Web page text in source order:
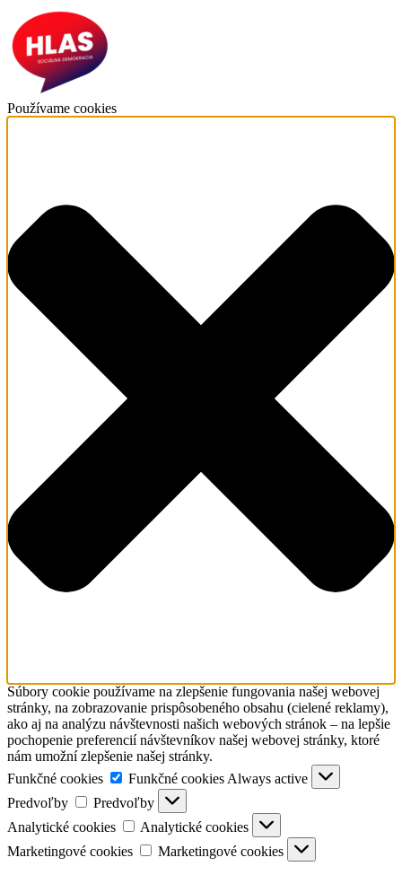
Používame cookies
Súbory cookie používame na zlepšenie fungovania našej webovej
stránky, na zobrazovanie prispôsobeného obsahu (cielené reklamy),
ako aj na analýzu návštevnosti našich webových stránok – na lepšie
pochopenie preferencií návštevníkov našej webovej stránky, ktoré
nám umožní zlepšenie našej stránky.
Funkčné cookies
Funkčné cookies Always active
Predvoľby
Predvoľby
Analytické cookies
Analytické cookies
Marketingové cookies
Marketingové cookies